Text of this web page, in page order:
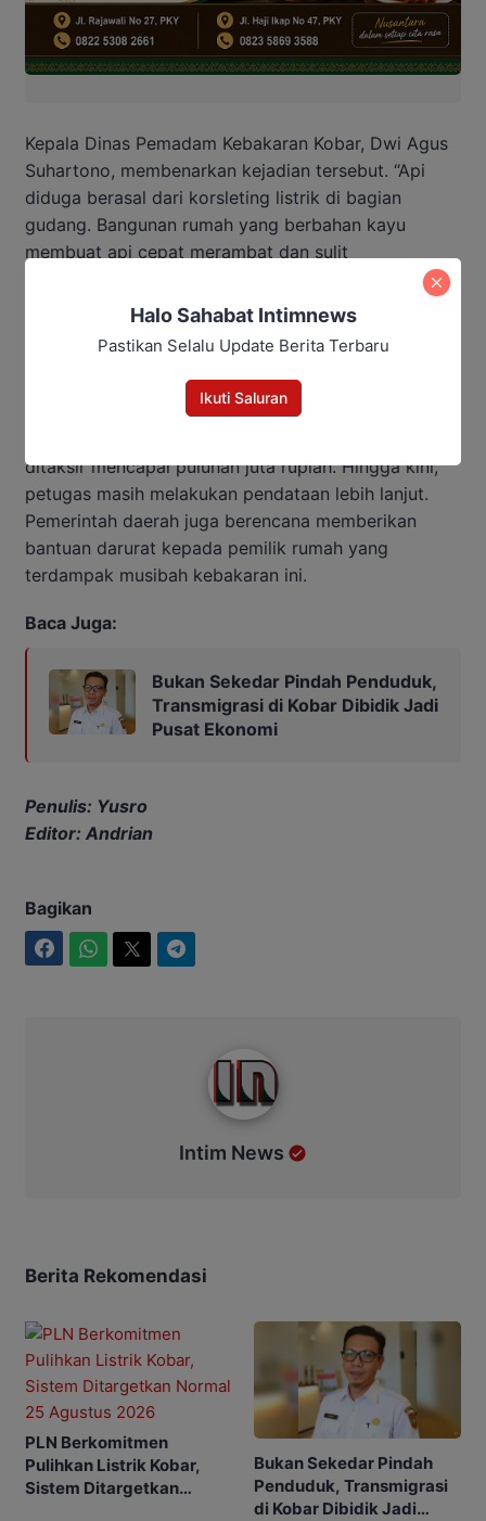
Kepala Dinas Pemadam Kebakaran Kobar, Dwi Agus
Suhartono, membenarkan kejadian tersebut. “Api
diduga berasal dari korsleting listrik di bagian
gudang. Bangunan rumah yang berbahan kayu
membuat api cepat merambat dan sulit
dengan instalasi listrik, khususnya pada bangunan
ditaksir mencapai puluhan juta rupiah. Hingga kini,
petugas masih melakukan pendataan lebih lanjut.
Pemerintah daerah juga berencana memberikan
bantuan darurat kepada pemilik rumah yang
terdampak musibah kebakaran ini.
Baca Juga:
Bukan Sekedar Pindah Penduduk,
Transmigrasi di Kobar Dibidik Jadi
Pusat Ekonomi
Penulis: Yusro
Editor: Andrian
Bagikan
Intim News
Berita Rekomendasi
PLN Berkomitmen
Pulihkan Listrik Kobar,
Sistem Ditargetkan
Bukan Sekedar Pindah
Penduduk, Transmigrasi
di Kobar Dibidik Jadi
Halo Sahabat Intimnews
Pastikan Selalu Update Berita Terbaru
Ikuti Saluran